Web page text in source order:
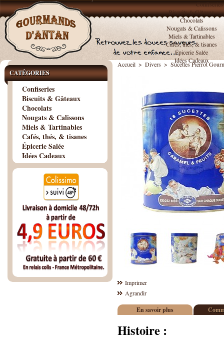
Confiseries
Biscuits & Gâteaux
Chocolats
Nougats & Calissons
Miels & Tartinables
Cafés, thés, & tisanes
Épicerie Salée
Idées Cadeaux
CATÉGORIES
Confiseries
Biscuits & Gâteaux
Chocolats
Nougats & Calissons
Miels & Tartinables
Cafés, thés, & tisanes
Épicerie Salée
Idées Cadeaux
Accueil > Divers > Sucettes Pierrot
Imprimer
Agrandir
En savoir plus
Histoire :